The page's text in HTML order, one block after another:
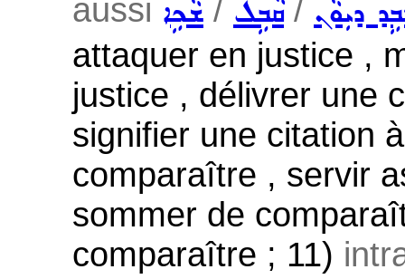
aussi ܫܵܟܹܐ / ܩܵܒܹܠ/ ܕܝܼܘܵܢ
attaquer en justice ,
justice , délivrer une
signifier une citation
comparaître , servir
sommer de
comparaître ; 11)